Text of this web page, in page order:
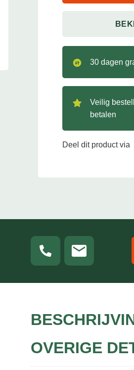
30 dagen
Veilig
betalen
Deel dit product via
OVERIGE